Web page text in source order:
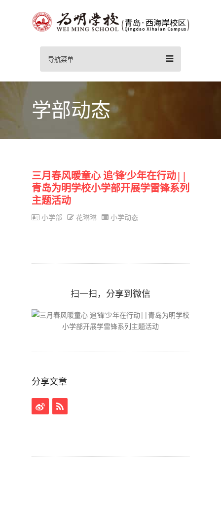
导航菜单
学部动态
三月春风暖童心 追‘锋’少年在行动||
青岛为明学校小学部开展学雷锋系列
主题活动
小学部 花琳琳 小学动态
扫一扫，分享到微信
分享文章